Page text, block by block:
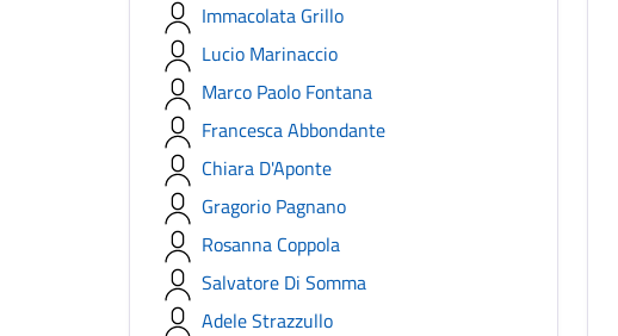
Immacolata Grillo
Lucio Marinaccio
Marco Paolo Fontana
Francesca Abbondante
Chiara D'Aponte
Gragorio Pagnano
Rosanna Coppola
Salvatore Di Somma
Adele Strazzullo